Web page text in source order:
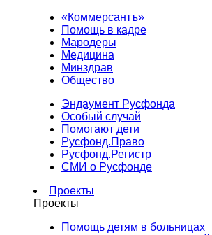
«Коммерсантъ»
Помощь в кадре
Мародеры
Медицина
Минздрав
Общество
Эндаумент Русфонда
Особый случай
Помогают дети
Русфонд.Право
Русфонд.Регистр
СМИ о Русфонде
Проекты
Проекты
Помощь детям в больницах